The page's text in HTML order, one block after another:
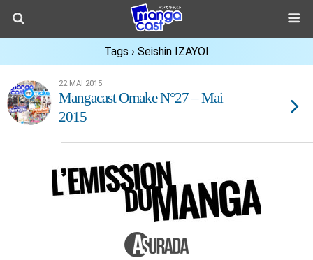
Tags › Seishin IZAYOI
22 MAI 2015
Mangacast Omake N°27 – Mai
2015